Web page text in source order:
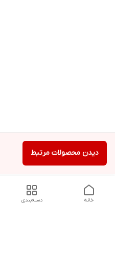
دیدن محصولات مرتبط
دسته‌بندی خانه